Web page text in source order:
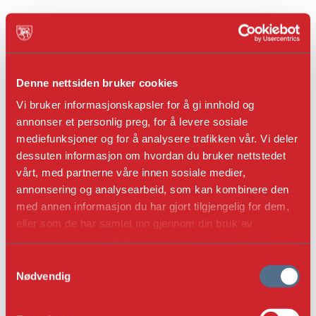
Denne nettsiden bruker cookies
Vi bruker informasjonskapsler for å gi innhold og
annonser et personlig preg, for å levere sosiale
mediefunksjoner og for å analysere trafikken vår. Vi deler
dessuten informasjon om hvordan du bruker nettstedet
vårt, med partnerne våre innen sosiale medier,
annonsering og analysearbeid, som kan kombinere den
med annen informasjon du har gjort tilgjengelig for dem,
eller som de har samlet inn gjennom din bruk av
så endre samtykke og så avvis.
Nødvendig
Vindskier
Telt er rendyrkede bærekonstruksjoner, bygningsskjelett i
sin enkleste form. Fra Osebergfunnet, og ikke minst
Gokstadfunnet, finnes gode eksempler på utskårne hoder
på teltvindskiene. På et telt, er vindskiene bærende
konstruksjonsdeler. Vindski er en nokså selvsagt
bygningsdel å dekorere, og det har vært gjort til alle tider.
Gavldragene og de utskårne vindskiene er
dekorelementer, begge med den samme strategiske
opphavsmessig sammenheng mellom dem, utenom det